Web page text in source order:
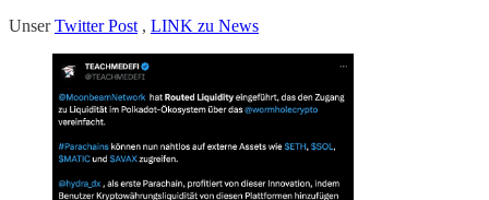
UnserTwitter Post , LINK zu News